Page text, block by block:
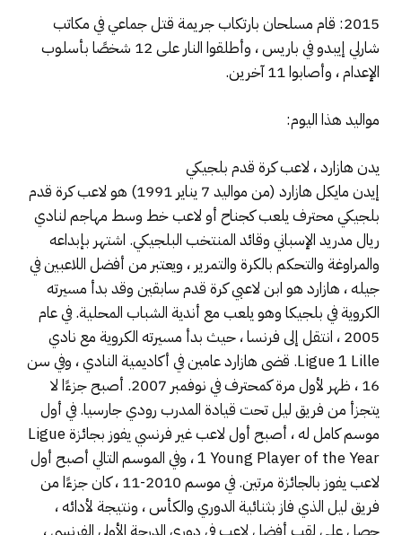
2015: قام مسلحان بارتكاب جريمة قتل جماعي في مكاتب
شارلي إيبدو في باريس ، وأطلقوا النار على 12 شخصًا بأسلوب
الإعدام ، وأصابوا 11 آخرين.
مواليد هذا اليوم:
يدن هازارد ، لاعب كرة قدم بلجيكي
إيدن مايكل هازارد (من مواليد 7 يناير 1991) هو لاعب كرة قدم
بلجيكي محترف يلعب كجناح أو لاعب خط وسط مهاجم لنادي
ريال مدريد الإسباني وقائد المنتخب البلجيكي. اشتهر بإبداعه
والمراوغة والتحكم بالكرة والتمرير ، ويعتبر من أفضل اللاعبين في
جيله ، هازارد هو ابن لاعبي كرة قدم سابقين وقد بدأ مسيرته
الكروية في بلجيكا وهو يلعب مع أندية الشباب المحلية. في عام
2005 ، انتقل إلى فرنسا ، حيث بدأ مسيرته الكروية مع نادي
Ligue 1 Lille. قضى هازارد عامين في أكاديمية النادي ، وفي سن
16 ، ظهر لأول مرة كمحترف في نوفمبر 2007. أصبح جزءًا لا
يتجزأ من فريق ليل تحت قيادة المدرب رودي جارسيا. في أول
موسم كامل له ، أصبح أول لاعب غير فرنسي يفوز بجائزة Ligue
1 Young Player of the Year ، وفي الموسم التالي أصبح أول
لاعب يفوز بالجائزة مرتين. في موسم 2010-11 ، كان جزءًا من
فريق ليل الذي فاز بثنائية الدوري والكأس ، ونتيجة لأدائه ،